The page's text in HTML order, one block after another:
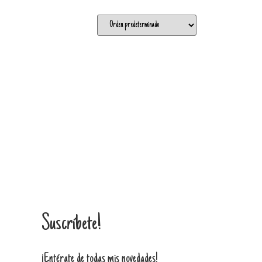
Suscríbete!
¡Entérate de todas mis novedades!